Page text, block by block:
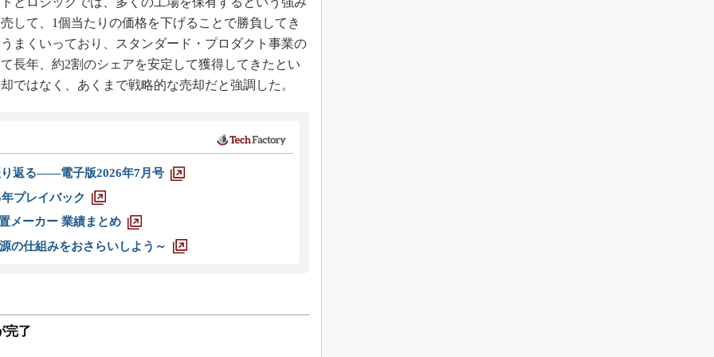
して、1個当たりの価格を下げることで勝負してき
まくいっており、スタンダード・プロダクト事業の
長年、約2割のシェアを安定して獲得してきたとい
ではなく、あくまで戦略的な売却だと強調した。
り返る――電子版2026年7月号
プレイバック
メーカー 業績まとめ
の仕組みをおさらいしよう～
完了